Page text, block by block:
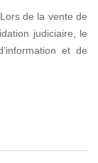
de la vente de
judiciaire, le
et de